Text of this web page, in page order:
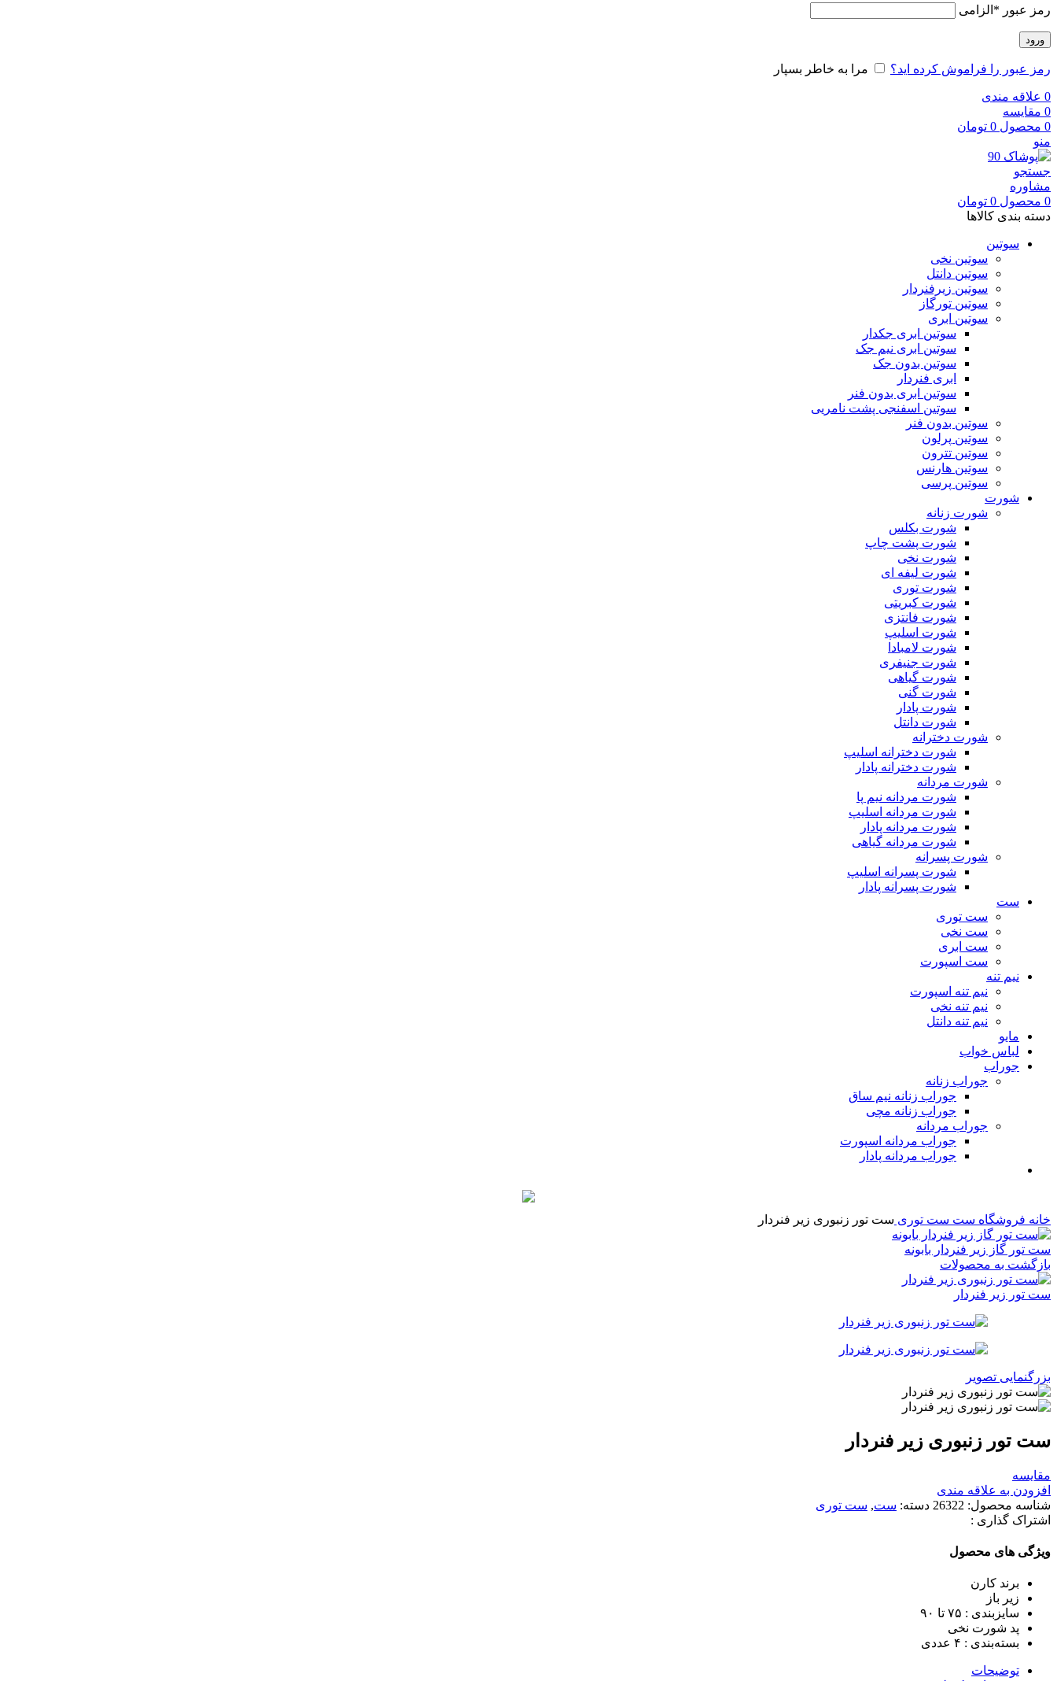
رمز عبور * الزامی
ورود
رمز عبور را فراموش کرده اید؟ مرا به خاطر بسپار
0 علاقه مندی
0 مقایسه
0 محصول 0 تومان
منو
جستجو
مشاوره
0 محصول 0 تومان
دسته بندی کالاها
سوتین
سوتین نخی
سوتین دانتل
سوتین زیرفنردار
سوتین تورگاز
سوتین ابری
سوتین ابری جکدار
سوتین ابری نیم جک
سوتین بدون جک
ابری فنردار
سوتین ابری بدون فنر
سوتین اسفنجی پشت نامریی
سوتین بدون فنر
سوتین پرلون
سوتین تترون
سوتین هارنس
سوتین پرسی
شورت
شورت زنانه
شورت بکلس
شورت پشت چاپ
شورت نخی
شورت لیفه ای
شورت توری
شورت کبریتی
شورت فانتزی
شورت اسلیپ
شورت لامبادا
شورت جنیفری
شورت گیاهی
شورت گنی
شورت پادار
شورت دانتل
شورت دخترانه
شورت دخترانه اسلیپ
شورت دخترانه پادار
شورت مردانه
شورت مردانه نیم پا
شورت مردانه اسلیپ
شورت مردانه پادار
شورت مردانه گیاهی
شورت پسرانه
شورت پسرانه اسلیپ
شورت پسرانه پادار
ست
ست توری
ست نخی
ست ابری
ست اسپورت
نیم تنه
نیم تنه اسپورت
نیم تنه نخی
نیم تنه دانتل
مایو
لباس خواب
جوراب
جوراب زنانه
جوراب زنانه نیم ساق
جوراب زنانه مچی
جوراب مردانه
جوراب مردانه اسپورت
جوراب مردانه پادار
خانه فروشگاه ست ست توری ست تور زنبوری زیر فنردار
ست تور گاز زیر فنردار بابونه
بازگشت به محصولات
ست تور زیر فنردار
بزرگنمایی تصویر
ست تور زنبوری زیر فنردار
مقایسه
افزودن به علاقه مندی
شناسه محصول: 26322 دسته: ست, ست توری
اشتراک گذاری :
ویژگی های محصول
برند کارن
زیر باز
سایزبندی : ٧۵ تا ٩٠
پد شورت نخی
بسته‌بندی : ۴ عددی
توضیحات